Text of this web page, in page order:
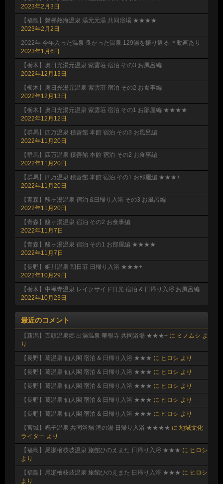
2023年2月3日
【福島】磐梯熱海温泉 湯元元湯 共同浴場 ★★★★
2023年2月2日
2022年 今年入った温泉 良かった温泉 129湯を振り返る ＊動画あり
2023年1月6日
【栃木】奥日光湯元温泉 紫雲荘 宿泊 その3 お風呂編
2022年12月13日
【栃木】奥日光湯元温泉 紫雲荘 宿泊 その2 お食事編
2022年12月13日
【栃木】奥日光湯元温泉 紫雲荘 宿泊 その1 お部屋編 ★★★★
2022年12月12日
【群馬】四万温泉 積善館 本館 宿泊 その3 お風呂編
2022年11月20日
【群馬】四万温泉 積善館 本館 宿泊 その2 お食事編
2022年11月20日
【群馬】四万温泉 積善館 本館 宿泊 その1 お部屋編 ★★★+
2022年11月20日
【青森】酸ヶ湯温泉 宿泊 &日帰り入浴 その3 お風呂編
2022年11月20日
【青森】酸ヶ湯温泉 宿泊 その2 お食事編
2022年11月7日
【青森】酸ヶ湯温泉 宿泊 その1 お部屋編 ★★★★
2022年11月7日
【長野】姫川温泉 朝日荘 日帰り入浴 ★★★+
2022年10月29日
【栃木】中禅寺温泉 レイクサイド日光 宿泊 & 日帰り入浴 お風呂編
2022年10月23日
最近のコメント
【新潟】五頭温泉郷 出湯温泉 華報寺 共同浴場 ★★★+ に ミノムシ よ
り
【長野】葛温泉 仙人閣 宿泊 & 日帰り入浴 ★★★ に ヒロシ より
【長野】葛温泉 仙人閣 宿泊 & 日帰り入浴 ★★★ に ヒロシ より
【長野】葛温泉 仙人閣 宿泊 & 日帰り入浴 ★★★ に ヒロシ より
【長野】葛温泉 仙人閣 宿泊 & 日帰り入浴 ★★★ に ヒロシ より
【長野】葛温泉 仙人閣 宿泊 & 日帰り入浴 ★★★ に ヒロシ より
【宮城】鳴子温泉 共同浴場 滝の湯 日帰り入浴 ★★★★ に 地域文化
ライター より
【福島】尾瀬檜枝岐温泉 旅館ひのえまた 日帰り入浴 ★★★ に ヒロシ
より
【福島】尾瀬檜枝岐温泉 旅館ひのえまた 日帰り入浴 ★★★ に ヒロシ
より